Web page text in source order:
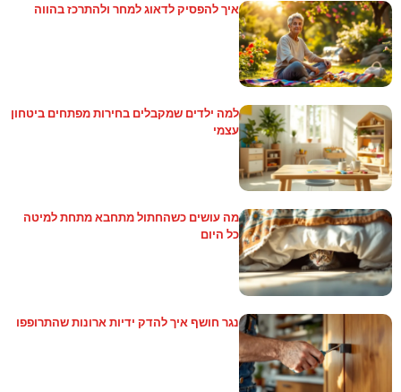
איך להפסיק לדאוג למחר ולהתרכז בהווה
למה ילדים שמקבלים בחירות מפתחים ביטחון
עצמי
מה עושים כשהחתול מתחבא מתחת למיטה
כל היום
נגר חושף איך להדק ידיות ארונות שהתרופפו